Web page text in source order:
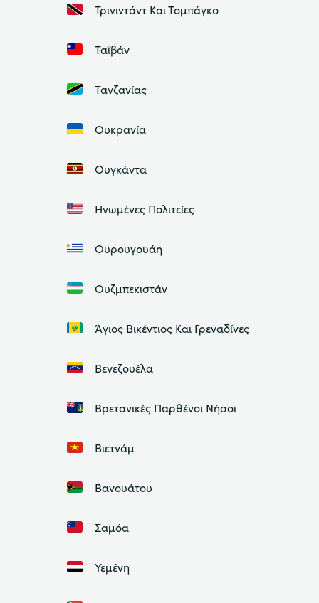
Τρινιντάντ Και Τομπάγκο
Ταϊβάν
Τανζανίας
Ουκρανία
Ουγκάντα
Ηνωμένες Πολιτείες
Ουρουγουάη
Ουζμπεκιστάν
Άγιος Βικέντιος Και Γρεναδίνες
Βενεζουέλα
Βρετανικές Παρθένοι Νήσοι
Βιετνάμ
Βανουάτου
Σαμόα
Υεμένη